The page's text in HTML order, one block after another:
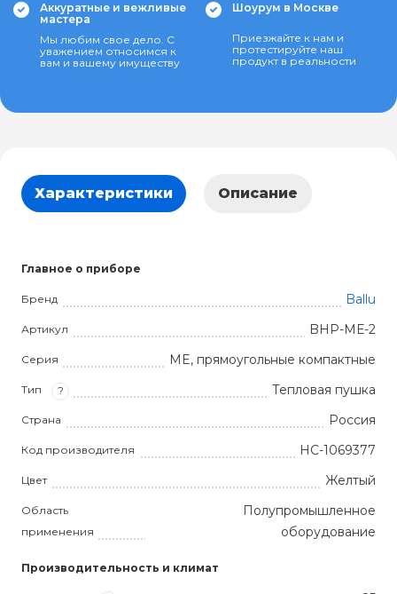
Аккуратные и вежливые
мастера
Мы любим свое дело. С
уважением относимся к
вам и вашему имуществу
Шоурум в Москве
Приезжайте к нам и
протестируйте наш
продукт в реальности
Характеристики Описание
Главное о приборе
Бренд Ballu
Артикул BHP-MЕ-2
Серия ME, прямоугольные компактные
Тип ? Тепловая пушка
Страна Россия
Код производителя НС-1069377
Цвет Желтый
Область
применения
Полупромышленное
оборудование
Производительность и климат